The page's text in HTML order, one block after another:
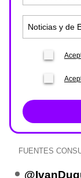
FUENTES